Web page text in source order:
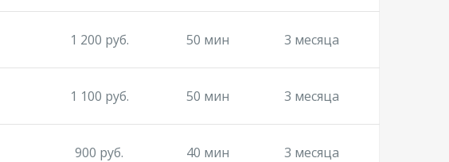
1 200 руб. 50 мин 3 месяца
1 100 руб. 50 мин 3 месяца
900 руб. 40 мин 3 месяца